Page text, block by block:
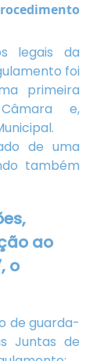
legais da
foi
primeira
e,
de uma
também
ao
o
de guarda-
Juntas de